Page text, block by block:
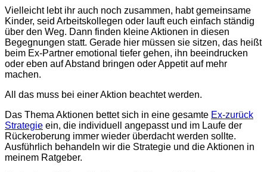
Vielleicht lebt ihr auch noch zusammen, habt gemeinsame
Kinder, seid Arbeitskollegen oder lauft euch einfach ständig
über den Weg. Dann finden kleine Aktionen in diesen
Begegnungen statt. Gerade hier müssen sie sitzen, das heißt
beim Ex-Partner emotional tiefer gehen, ihn beeindrucken
oder eben auf Abstand bringen oder Appetit auf mehr
machen.
All das muss bei einer Aktion beachtet werden.
Das Thema Aktionen bettet sich in eine gesamte Ex-zurück
Strategie ein, die individuell angepasst und im Laufe der
Rückeroberung immer wieder überdacht werden sollte.
Ausführlich behandeln wir die Strategie und die Aktionen in
meinem Ratgeber.